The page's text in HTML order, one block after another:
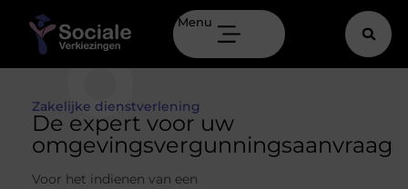
Menu
Zakelijke dienstverlening
De expert voor uw
omgevingsvergunningsaanvraag
Voor het indienen van een